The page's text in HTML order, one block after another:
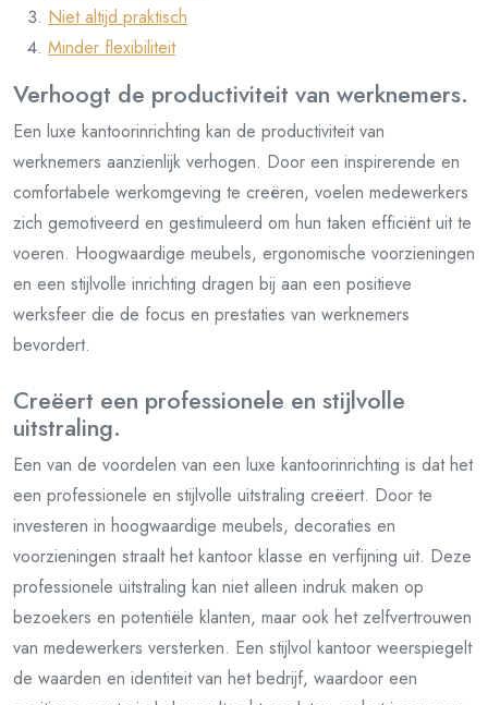
Niet altijd praktisch
Minder flexibiliteit
Verhoogt de productiviteit van werknemers.
Een luxe kantoorinrichting kan de productiviteit van
werknemers aanzienlijk verhogen. Door een inspirerende en
comfortabele werkomgeving te creëren, voelen medewerkers
zich gemotiveerd en gestimuleerd om hun taken efficiënt uit te
voeren. Hoogwaardige meubels, ergonomische voorzieningen
en een stijlvolle inrichting dragen bij aan een positieve
werksfeer die de focus en prestaties van werknemers
bevordert.
Creëert een professionele en stijlvolle
uitstraling.
Een van de voordelen van een luxe kantoorinrichting is dat het
een professionele en stijlvolle uitstraling creëert. Door te
investeren in hoogwaardige meubels, decoraties en
voorzieningen straalt het kantoor klasse en verfijning uit. Deze
professionele uitstraling kan niet alleen indruk maken op
bezoekers en potentiële klanten, maar ook het zelfvertrouwen
van medewerkers versterken. Een stijlvol kantoor weerspiegelt
de waarden en identiteit van het bedrijf, waardoor een